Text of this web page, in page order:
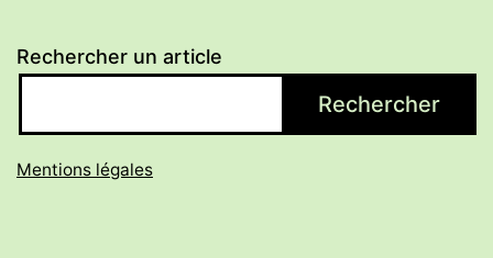
Rechercher un article
Rechercher
Mentions légales